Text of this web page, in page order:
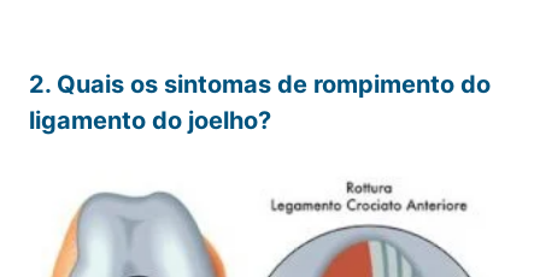
2. Quais os sintomas de rompimento do
ligamento do joelho?